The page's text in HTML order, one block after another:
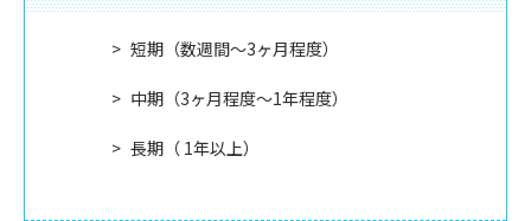
短期（数週間〜3ヶ月程度）
中期（3ヶ月程度〜1年程度）
長期（ 1年以上）